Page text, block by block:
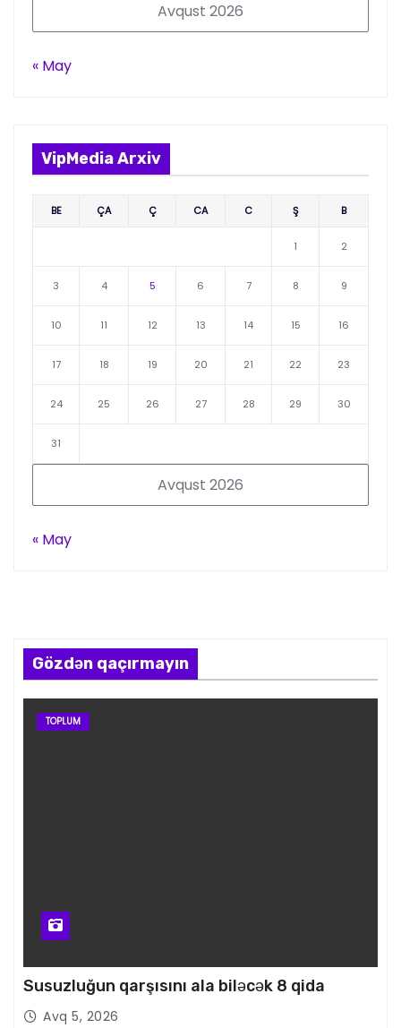
Avqust 2026
« May
VipMedia Arxiv
Avqust 2026
BE ÇA Ç CA C Ş B
1 2
3 4 5 6 7 8 9
10 11 12 13 14 15 16
17 18 19 20 21 22 23
24 25 26 27 28 29 30
31
« May
Gözdən qaçırmayın
TOPLUM
Susuzluğun qarşısını ala biləcək 8 qida
Avq 5, 2026